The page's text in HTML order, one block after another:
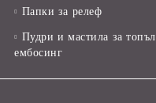
Папки за релеф
Пудри и мастила за топъл
ембосинг